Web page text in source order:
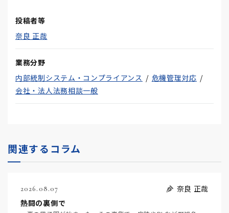
投稿者等
奈良 正哉
業務分野
内部統制システム・コンプライアンス
危機管理対応
会社・法人法務相談一般
関連するコラム
2026.08.07
奈良 正哉
熱闘の裏側で